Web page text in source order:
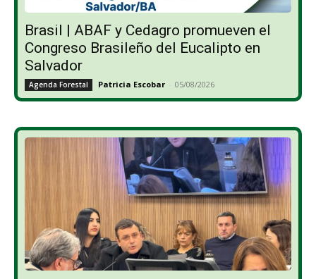
Brasil | ABAF y Cedagro promueven el
Congreso Brasileño del Eucalipto en
Salvador
Agenda Forestal Patricia Escobar - 05/08/2026